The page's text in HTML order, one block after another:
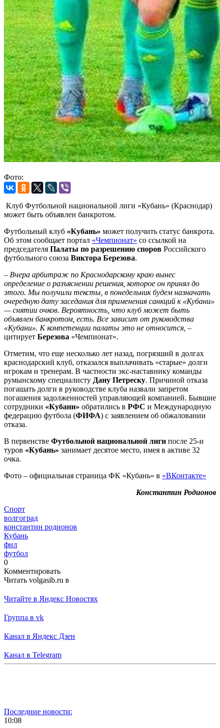
Фото:
Клуб Футбольной национальной лиги «Кубань» (Краснодар)
может быть объявлен банкротом.
Футбольный клуб «Кубань» может получить статус банкрота.
Об этом сообщает портал «Чемпионат» со ссылкой на
председателя Палаты по разрешению споров Российского
футбольного союза Виктора Березова.
– Вчера арбитраж по Краснодарскому краю вынес
определение о разъяснении решения, которое он принял до
этого. Мы получили тексты, в понедельник будем назначать
очередную дату заседания для применения санкций к «Кубани»
— снятии очков. Вероятность, что клуб может быть
объявлен банкротом, есть. Все зависит от руководства
«Кубани». К компетенции палаты это не относится, –
цитирует Березова «Чемпионат».
Отметим, что еще несколько лет назад, погрязший в долгах
краснодарский клуб, отказался выплачивать «старые» долги
игрокам и тренерам. В частности экс-наставнику команды
румынскому специалисту Дану Петреску. Причиной отказа
погашать долги в руководстве клуба назвали запретом
погашения задолженностей управляющей компанией. Бывшие
сотрудники «Кубани» обратились в РФС и Международную
федерацию футбола (ФИФА) с заявлением об обжаловании
отказа.
В первенстве Футбольной национальной лиги после 25-и
туров «Кубань» занимает десятое место, имея в активе 32
очка.
Фото – официальная страница ФК «Кубань» в «ВКонтакте»
Константин Родионов
Спорт
волгоград
константин родионов
Кубань
фнл
футбол
0
Комментировать
Читать volgasib.ru в
Читайте в Яндекс Новостях
Группа в vk
Канал в Яндекс Дзен
Канал в Telegram
Последние новости:
10:08